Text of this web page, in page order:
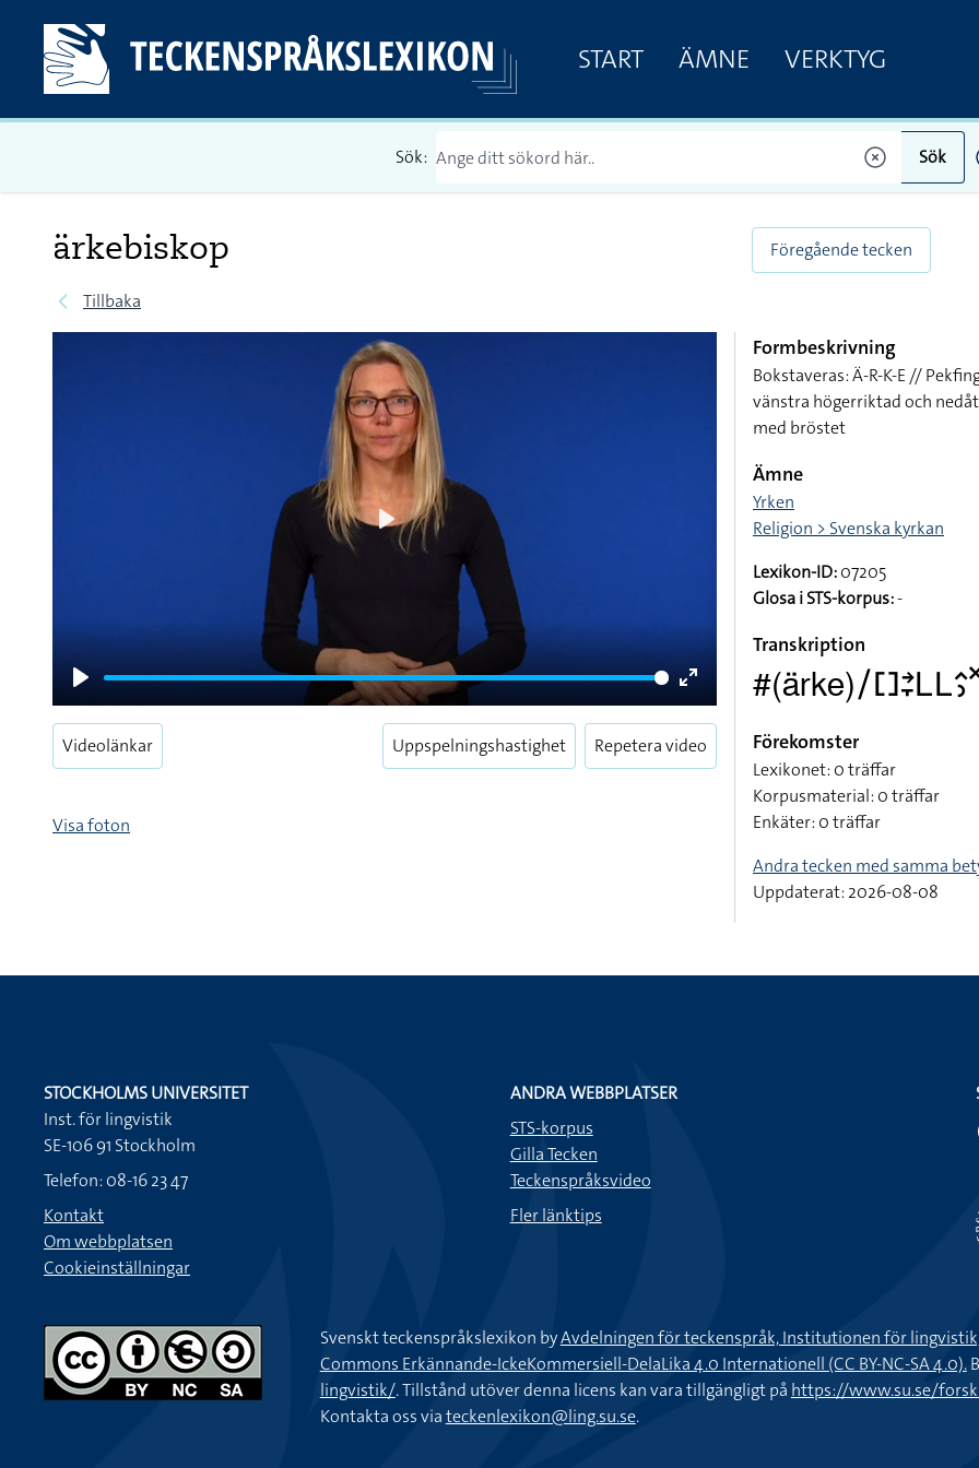
START ÄMNE VERKTYG
Sök: Sök
ärkebiskop
Tillbaka
Föregående tecken
Play
Enter
fullscreen
Play
Videolänkar Uppspelningshastighet Repetera video
Visa foton
Formbeskrivning
Bokstaveras: Ä-R-K-E //
vänstra högerriktad och
med bröstet
Ämne
Yrken
Religion > Svenska kyrkan
Lexikon-ID:07205
Glosa i STS-korpus:-
Transkription
Förekomster
Lexikonet: 0 träffar
Korpusmaterial: 0 träffar
Enkäter: 0 träffar
Andra tecken med samma
Uppdaterat: 2026-08-08
STOCKHOLMS UNIVERSITET
Inst. för lingvistik
SE-106 91 Stockholm
Telefon: 08-16 23 47
Kontakt
Om webbplatsen
Cookieinställningar
ANDRA WEBBPLATSER
STS-korpus
Gilla Tecken
Teckenspråksvideo
Fler länktips
Svenskt teckenspråkslexikon byAvdelningen för teckenspråk, Institutionen för
Commons Erkännande-IckeKommersiell-DelaLika 4.0 Internationell (CC BY-NC-SA 4.0).
lingvistik/. Tillstånd utöver denna licens kan vara tillgängligt på https://www.su.se/
Kontakta oss viateckenlexikon@ling.su.se.